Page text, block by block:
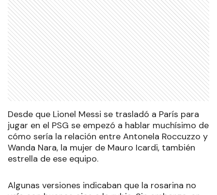
Desde que Lionel Messi se trasladó a París para
jugar en el PSG se empezó a hablar muchísimo de
cómo sería la relación entre Antonela Roccuzzo y
Wanda Nara, la mujer de Mauro Icardi, también
estrella de ese equipo.
Algunas versiones indicaban que la rosarina no